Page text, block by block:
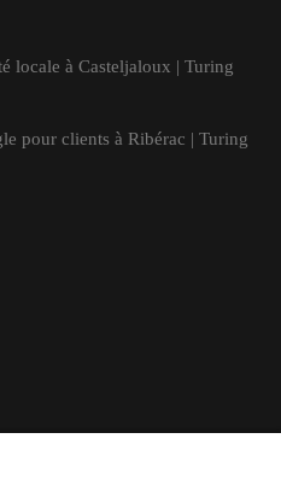
locale à Casteljaloux | Turing
pour clients à Ribérac | Turing